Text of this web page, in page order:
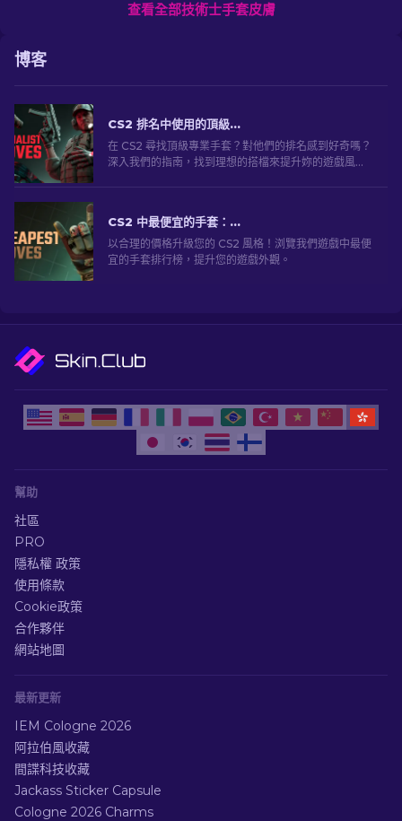
查看全部技術士手套皮膚
博客
CS2 排名中使用的頂級專業手套
在 CS2 尋找頂級專業手套？對他們的排名感到好奇嗎？
深入我們的指南，找到理想的搭檔來提升妳的遊戲風
CS2 中最便宜的手套：終極系列 [2026]
以合理的價格升級您的 CS2 風格！浏覽我們遊戲中最便
宜的手套排行榜，提升您的遊戲外觀。
幫助
社區
PRO
隱私權 政策
使用條款
Cookie政策
合作夥伴
網站地圖
最新更新
IEM Cologne 2026
阿拉伯風收藏
間諜科技收藏
Jackass Sticker Capsule
Cologne 2026 Charms